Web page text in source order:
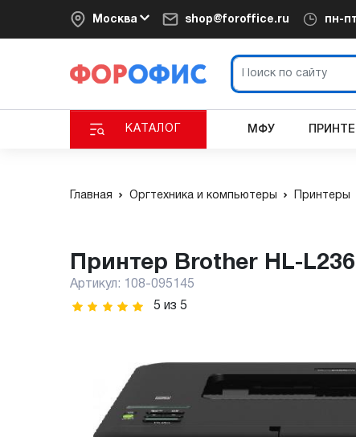
Москва shop@foroffice.ru пн-
КАТАЛОГ МФУ
Главная Оргтехника и компьютеры Принтеры
Принтер Brother HL-
Артикул:
108-095145
5 из 5